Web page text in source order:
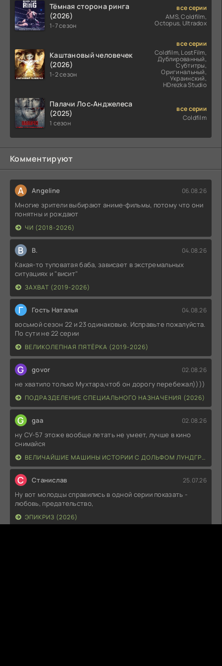
Тёмная сторона ринга
(2026)
1-7 сезон
все серии
AMS, Coldfilm,
Octopus, Ultradox
Каштановый человечек
(2026)
1-2 сезон
все серии
Coldfilm, LostFilm,
Дублированный,
Субтитры,
Оригинальный,
Украинский,
HDrezka Studio
Палачи Лос‑Анджелеса
(2025)
1 сезон
все серии
Coldfilm
Комментируют
A Angeline 06.08.26
Многие зрители выбирают аниме-фильмы, потому что они
понятны и рождают
ЧИ (2018-2026)
В В. 04.08.26
Какая-то туповатая баба, зависает в экстремальных
ситуациях и "висит"
ЗАХВАТ (2019-2026)
Г Гость Наталья 04.08.26
восьмой сезон 22 и 23 одинаковые. Исправьте пожалуйста.
По сути не 22 серии
ВЕЛИКОЛЕПНАЯ ПЯТЁРКА (2019-2026)
G govor 02.08.26
не хватило только Мухтара,чтоб он дорогу перебежал))))
ПОДРАЗДЕЛЕНИЕ СПЕЦИАЛЬНОГО НАЗНАЧЕНИЯ (2026)
G gaa 02.08.26
ну СУ-57 этоже вообще летать не умеет, лучше в кино
снимайся
ВЕЛИЧАЙШИЕ МАШИНЫ ИСТОРИИ С ДОЛЬФОМ ЛУНДГРЕНОМ (2026)
С Станислав 25.07.26
Ну вот молодцы справились в одной серии показать -
любовь, предательство,
ЭПИКРИЗ (2026)